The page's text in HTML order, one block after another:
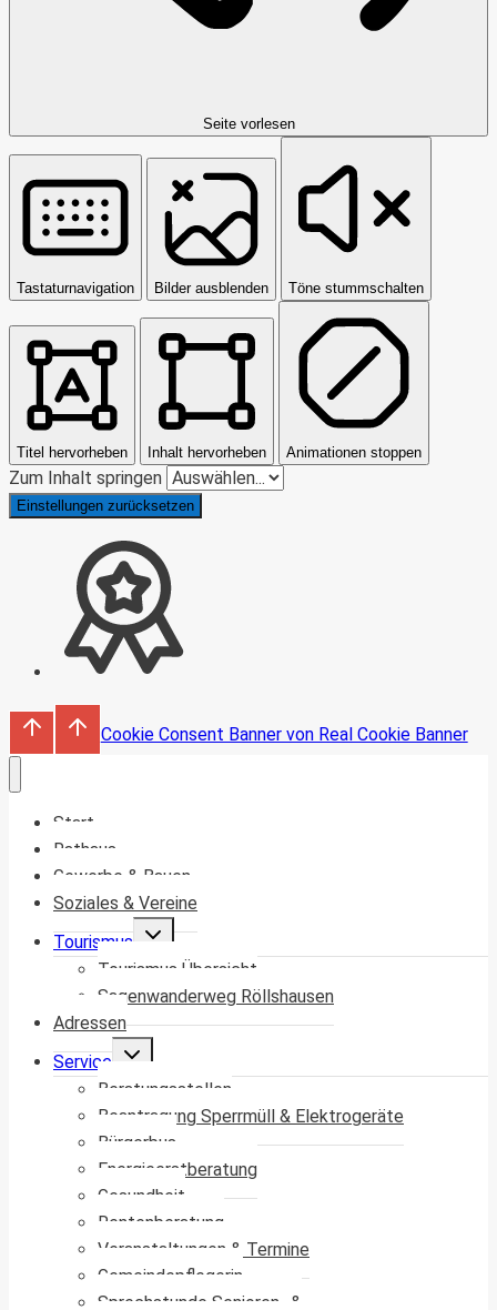
Seite vorlesen
Tastaturnavigation Bilder ausblenden Töne stummschalten
Titel hervorheben Inhalt hervorheben Animationen stoppen
Zum Inhalt springen
Einstellungen zurücksetzen
Cookie Consent Banner von Real Cookie Banner
Start
Rathaus
Gewerbe & Bauen
Soziales & Vereine
Tourismus
Untermenü
umschalten
Tourismus Übersicht
Sagenwanderweg Röllshausen
Adressen
Service
Untermenü
umschalten
Beratungsstellen
Beantragung Sperrmüll & Elektrogeräte
Bürgerbus
Energieerstberatung
Gesundheit
Rentenberatung
Veranstaltungen & Termine
Gemeindepflegerin
Sprechstunde Senioren- &